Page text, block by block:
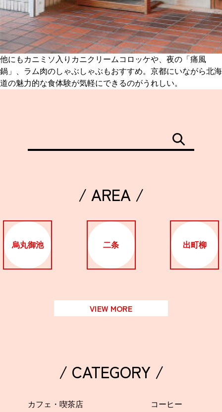
他にもカニミソ入りカニクリームコロッケや、夜の「痛風
鍋」、ラム肉のしゃぶしゃぶもおすすめ。京都にいながら北海
道の魅力的な食体験が気軽にできるのがうれしい。
/ AREA /
烏丸御池 二条 出町柳
VIEW MORE
/ CATEGORY /
カフェ・喫茶店 コーヒー